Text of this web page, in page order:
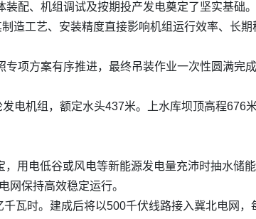
配、机组调试及按期投产发电奠定了坚实基础。
造工艺、安装精度直接影响机组运行效率、长
项方案有序推进，最终吊装作业一次性圆满完
电机组，额定水头437米。上水库坝顶高程676
用电低谷或风电等新能源发电量充沛时抽水储
网保持高效稳定运行。
瓦时。建成后将以500千伏线路接入冀北电网，